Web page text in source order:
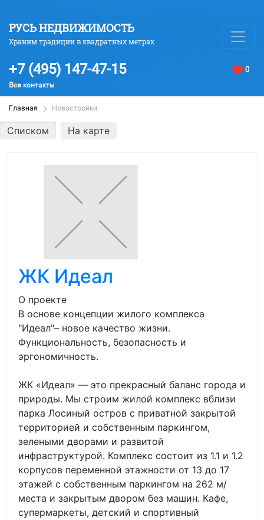
РУСЬ НЕДВИЖИМОСТЬ
Храним традиции в квадратных метрах
+7 (495) 147-47-15
Все контакты
0
Главная Новостройки
Списком На карте
ЖК Идеал
О проекте
В основе концепции жилого комплекса
"Идеал"– новое качество жизни.
Функциональность, безопасность и
эргономичность.
ЖК «Идеал» — это прекрасный баланс города и
природы. Мы строим жилой комплекс вблизи
парка Лосиный остров с приватной закрытой
территорией и собственным паркингом,
зелеными дворами и развитой
инфраструктурой. Комплекс состоит из 1.1 и 1.2
корпусов переменной этажности от 13 до 17
этажей с собственным паркингом на 262 м/
места и закрытым двором без машин. Кафе,
супермаркеты, детский и спортивный